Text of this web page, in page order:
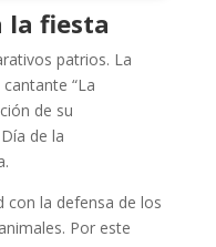
la fiesta
patrios. La
cantante “La
de su
de la
con la defensa de los
Por este